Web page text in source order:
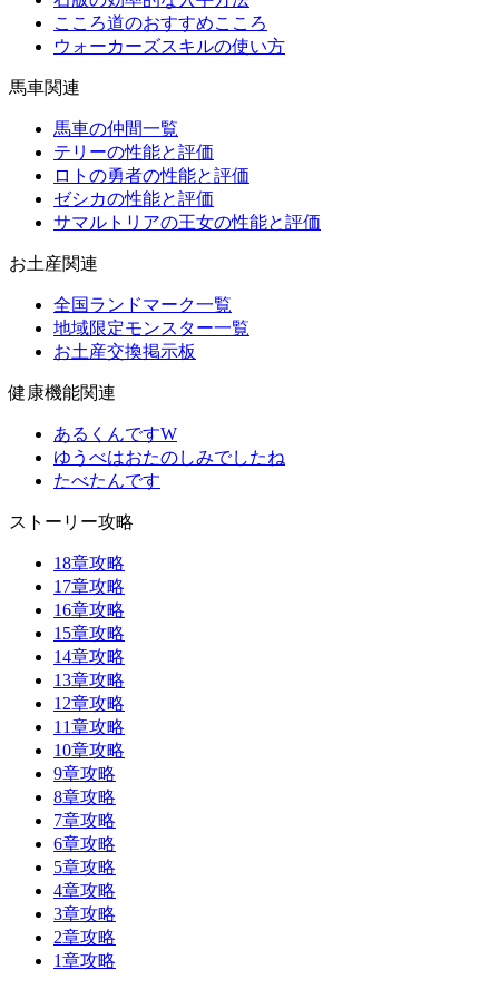
こころ道のおすすめこころ
ウォーカーズスキルの使い方
馬車関連
馬車の仲間一覧
テリーの性能と評価
ロトの勇者の性能と評価
ゼシカの性能と評価
サマルトリアの王女の性能と評価
お土産関連
全国ランドマーク一覧
地域限定モンスター一覧
お土産交換掲示板
健康機能関連
あるくんですW
ゆうべはおたのしみでしたね
たべたんです
ストーリー攻略
18章攻略
17章攻略
16章攻略
15章攻略
14章攻略
13章攻略
12章攻略
11章攻略
10章攻略
9章攻略
8章攻略
7章攻略
6章攻略
5章攻略
4章攻略
3章攻略
2章攻略
1章攻略